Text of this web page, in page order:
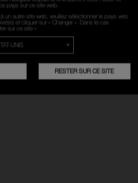
NEDERLANDS
pays sur ce site web.
un autre site web, veuillez sélectionner le pays vers
et cliquer sur « Changer ». Dans le cas
sur ce site »
RESTER SUR CE SITE